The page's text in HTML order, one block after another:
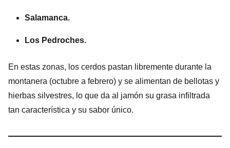
Salamanca.
Los Pedroches.
En estas zonas, los cerdos pastan libremente durante la
montanera (octubre a febrero) y se alimentan de bellotas y
hierbas silvestres, lo que da al jamón su grasa infiltrada
tan característica y su sabor único.